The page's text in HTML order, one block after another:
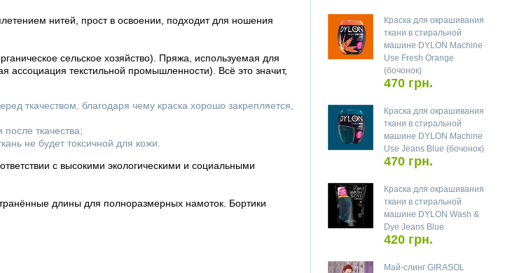
нитей, прост в освоении, подходит для ношения
сельское хозяйство). Пряжа, используемая для
ассоциация текстильной промышленности). Всё это значит,
ткачеством, благодаря чему краска хорошо закрепляется,
ткачества;
не будет токсичной для кожи.
с высокими экологическими и социальными
длины для полноразмерных намоток. Бортики
Краска для окрашивания
ткани в стиральной
машине DYLON Machine
Use Fresh Orange
(бочонок)
470 грн.
Краска для окрашивания
ткани в стиральной
машине DYLON Machine
Use Jeans Blue (бочонок)
470 грн.
Краска для окрашивания
ткани в стиральной
машине DYLON Wash &
Dye Jeans Blue
420 грн.
Май-слинг GIRASOL